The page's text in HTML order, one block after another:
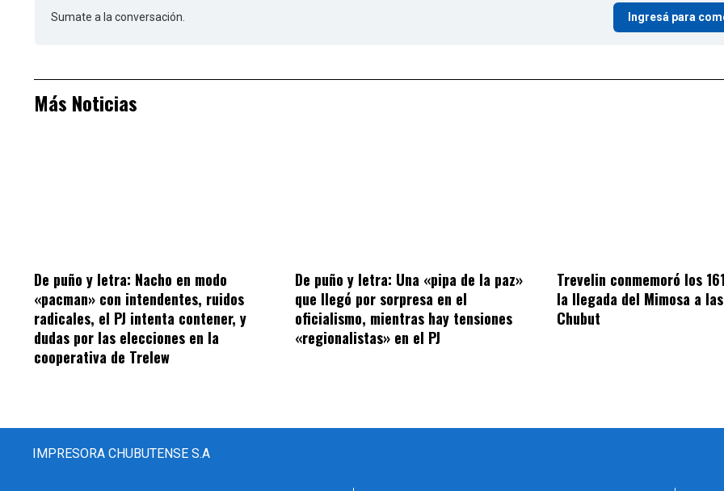
Sumate a la conversación. Ingresá para
Más Noticias
De puño y letra: Nacho en modo
«pacman» con intendentes, ruidos
radicales, el PJ intenta contener, y
dudas por las elecciones en la
cooperativa de Trelew
De puño y letra: Una «pipa de la paz»
que llegó por sorpresa en el
oficialismo, mientras hay tensiones
«regionalistas» en el PJ
Trevelin conmemoró los
la llegada del Mimosa a
Chubut
IMPRESORA CHUBUTENSE S.A